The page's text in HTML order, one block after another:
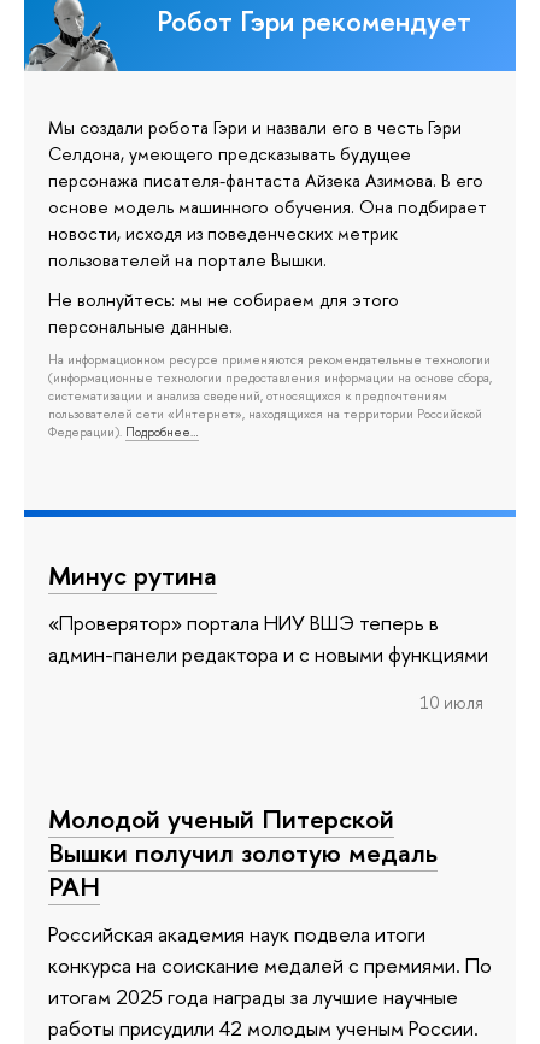
Робот Гэри рекомендует
Мы создали робота Гэри и назвали его в честь Гэри
Селдона, умеющего предсказывать будущее
персонажа писателя-фантаста Айзека Азимова. В его
основе модель машинного обучения. Она подбирает
новости, исходя из поведенческих метрик
пользователей на портале Вышки.
Не волнуйтесь: мы не собираем для этого
персональные данные.
На информационном ресурсе применяются рекомендательные технологии
(информационные технологии предоставления информации на основе сбора,
систематизации и анализа сведений, относящихся к предпочтениям
пользователей сети «Интернет», находящихся на территории Российской
Федерации). Подробнее…
Минус рутина
«Проверятор» портала НИУ ВШЭ теперь в
админ-панели редактора и с новыми функциями
10 июля
Молодой ученый Питерской
Вышки получил золотую медаль
РАН
Российская академия наук подвела итоги
конкурса на соискание медалей с премиями. По
итогам 2025 года награды за лучшие научные
работы присудили 42 молодым ученым России.